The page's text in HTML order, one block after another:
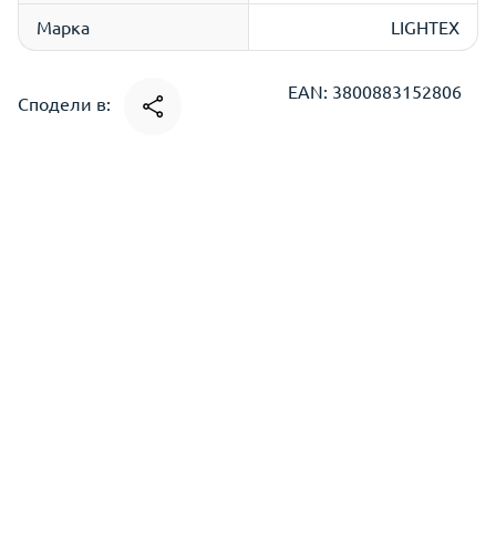
Марка LIGHTEX
Сподели в:
EAN: 3800883152806